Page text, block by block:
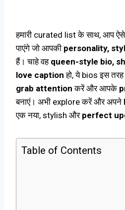
हमारी curated list के साथ, आप ऐसे
पाएंगे जो आपकी personality,
हैं। चाहे वह queen-style bio,
love caption हो, ये bios इस तरह
grab attention करें और आपके
बनाएं। अभी explore करें और अपने
एक नया, stylish और perfect
Table of Contents